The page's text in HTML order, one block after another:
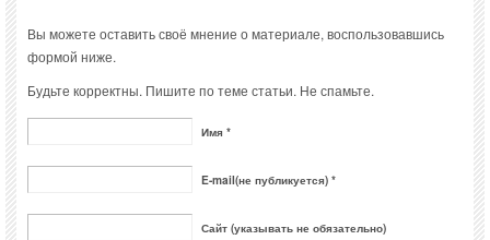
Вы можете оставить своё мнение о материале, воспользовавшись
формой ниже.
Будьте корректны. Пишите по теме статьи. Не спамьте.
Имя *
E-mail(не публикуется) *
Сайт (указывать не обязательно)